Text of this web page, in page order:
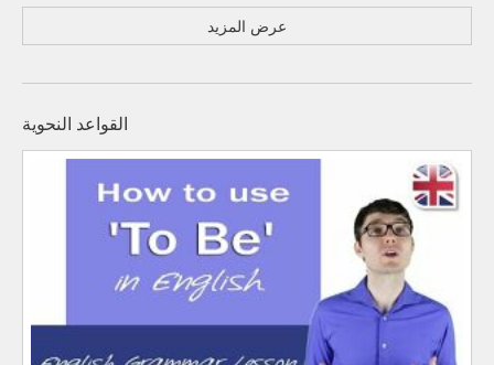
عرض المزيد
القواعد النحوية